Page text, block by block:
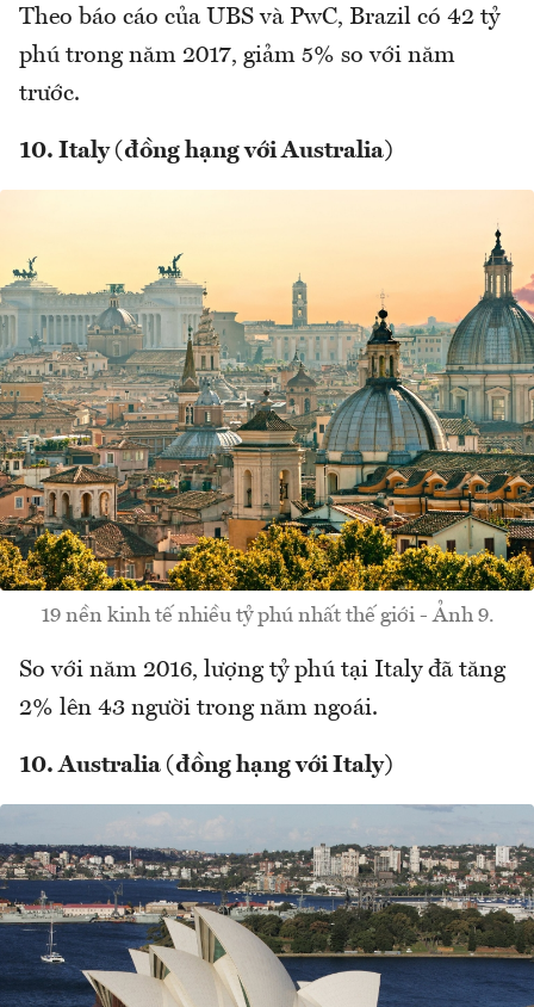
Theo báo cáo của UBS và PwC, Brazil có 42 tỷ
phú trong năm 2017, giảm 5% so với năm
trước.
10. Italy (đồng hạng với Australia)
19 nền kinh tế nhiều tỷ phú nhất thế giới - Ảnh 9.
So với năm 2016, lượng tỷ phú tại Italy đã tăng
2% lên 43 người trong năm ngoái.
10. Australia (đồng hạng với Italy)